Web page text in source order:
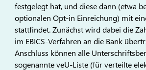
festgelegt hat, und diese dann (etwa
optionalen Opt-in Einreichung) mit
stattfindet. Zunächst wird dabei die
im EBICS-Verfahren an die Bank
Anschluss können alle
sogenannte veU-Liste (für verteilte